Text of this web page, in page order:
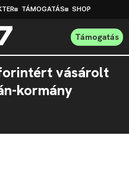
TÁMOGATÁS SHOP
Támogatás
vásárolt
kormány